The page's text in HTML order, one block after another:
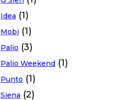
Idea (1)
Mobi (1)
Palio (3)
Palio Weekend (1)
Punto (1)
Siena (2)